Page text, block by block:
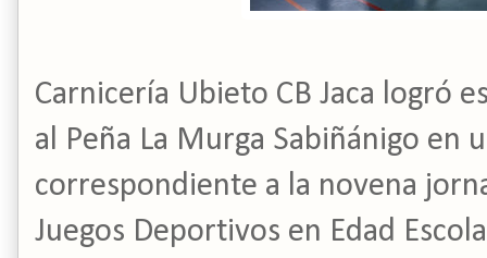
Carnicería Ubieto CB Jaca logró
al Peña La Murga Sabiñánigo en
correspondiente a la novena
Juegos Deportivos en Edad